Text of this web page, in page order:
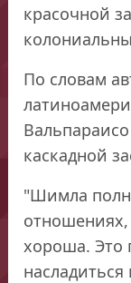
красочной
По словам
каскадной
"Шимла
хороша. Это